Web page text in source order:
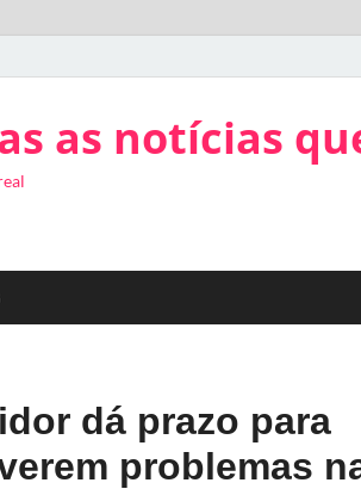
as notícias
dá prazo para
problemas